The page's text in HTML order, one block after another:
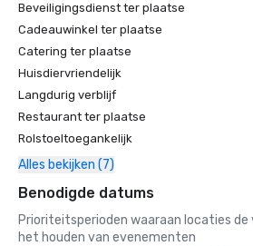
Beveiligingsdienst ter plaatse
Cadeauwinkel ter plaatse
Catering ter plaatse
Huisdiervriendelijk
Langdurig verblijf
Restaurant ter plaatse
Rolstoeltoegankelijk
Alles bekijken (7)
Benodigde datums
Prioriteitsperioden waaraan locaties de
het houden van evenementen